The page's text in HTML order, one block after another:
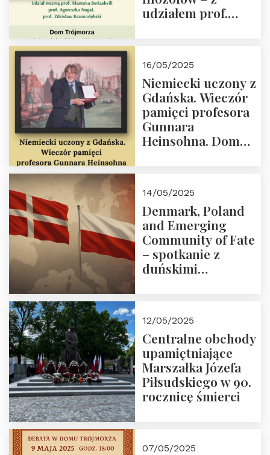
Wielki autorytet.
udziałem prof.
Dom Trójmorza 23
maja 2025 r. godz.
18:00.
16/05/2025
Niemiecki uczony z
Gdańska. Wieczór
pamięci profesora
Gunnara
Heinsohna. Dom
14/05/2025
Denmark, Poland
and Emerging
Community of Fate
– spotkanie z
duńskimi
12/05/2025
Centralne obchody
upamiętniające
Marszałka Józefa
Piłsudskiego w 90.
rocznicę śmierci
07/05/2025